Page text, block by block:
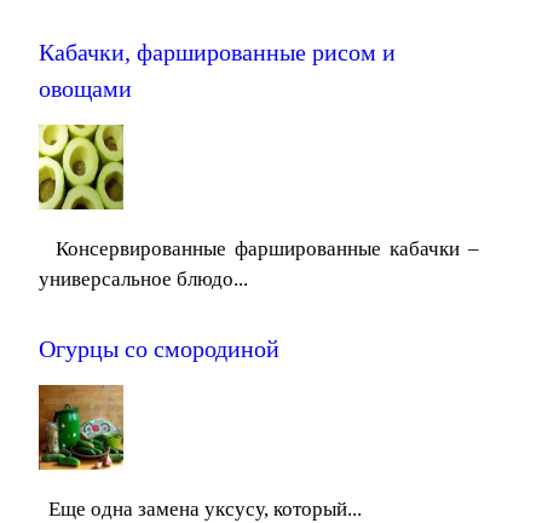
Кабачки, фаршированные рисом и
овощами
Консервированные фаршированные кабачки –
универсальное блюдо...
Огурцы со смородиной
Еще одна замена уксусу, который...